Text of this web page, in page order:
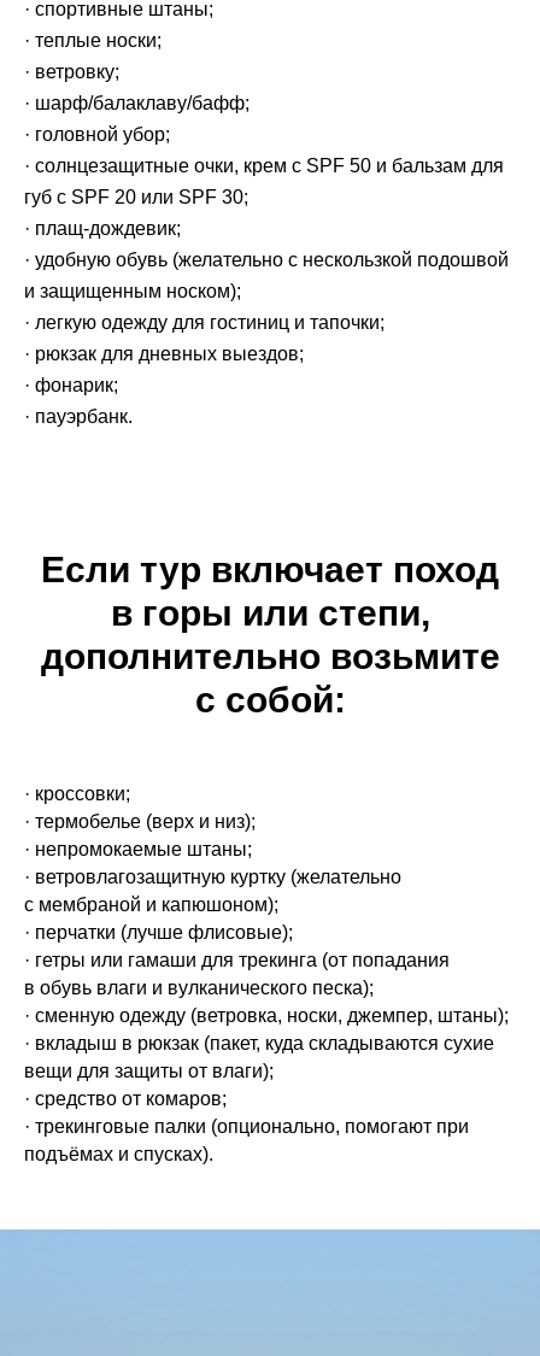
· спортивные штаны;
· теплые носки;
· ветровку;
· шарф/балаклаву/бафф;
· головной убор;
· солнцезащитные очки, крем с SPF 50 и бальзам для
губ с SPF 20 или SPF 30;
· плащ-дождевик;
· удобную обувь (желательно с нескользкой подошвой
и защищенным носком);
· легкую одежду для гостиниц и тапочки;
· рюкзак для дневных выездов;
· фонарик;
· пауэрбанк.
Если тур включает поход
в горы или степи,
дополнительно возьмите
с собой:
· кроссовки;
· термобелье (верх и низ);
· непромокаемые штаны;
· ветровлагозащитную куртку (желательно
с мембраной и капюшоном);
· перчатки (лучше флисовые);
· гетры или гамаши для трекинга (от попадания
в обувь влаги и вулканического песка);
· сменную одежду (ветровка, носки, джемпер, штаны);
· вкладыш в рюкзак (пакет, куда складываются сухие
вещи для защиты от влаги);
· средство от комаров;
· трекинговые палки (опционально, помогают при
подъёмах и спусках).